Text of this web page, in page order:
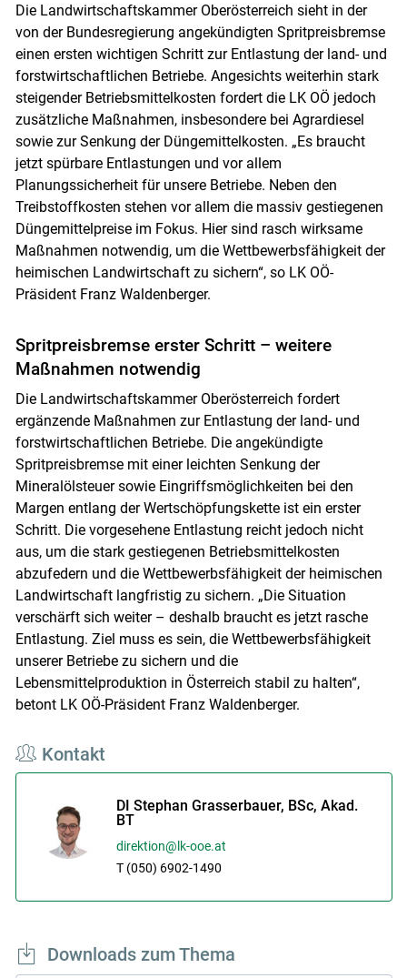
Skip to main content
Die Landwirtschaftskammer Oberösterreich sieht in der
von der Bundesregierung angekündigten Spritpreisbremse
einen ersten wichtigen Schritt zur Entlastung der land- und
forstwirtschaftlichen Betriebe. Angesichts weiterhin stark
steigender Betriebsmittelkosten fordert die LK OÖ jedoch
zusätzliche Maßnahmen, insbesondere bei Agrardiesel
sowie zur Senkung der Düngemittelkosten. „Es braucht
jetzt spürbare Entlastungen und vor allem
Planungssicherheit für unsere Betriebe. Neben den
Treibstoffkosten stehen vor allem die massiv gestiegenen
Düngemittelpreise im Fokus. Hier sind rasch wirksame
Maßnahmen notwendig, um die Wettbewerbsfähigkeit der
heimischen Landwirtschaft zu sichern“, so LK OÖ-
Präsident Franz Waldenberger.
Spritpreisbremse erster Schritt – weitere
Maßnahmen notwendig
Die Landwirtschaftskammer Oberösterreich fordert
ergänzende Maßnahmen zur Entlastung der land- und
forstwirtschaftlichen Betriebe. Die angekündigte
Spritpreisbremse mit einer leichten Senkung der
Mineralölsteuer sowie Eingriffsmöglichkeiten bei den
Margen entlang der Wertschöpfungskette ist ein erster
Schritt. Die vorgesehene Entlastung reicht jedoch nicht
aus, um die stark gestiegenen Betriebsmittelkosten
abzufedern und die Wettbewerbsfähigkeit der heimischen
Landwirtschaft langfristig zu sichern. „Die Situation
verschärft sich weiter – deshalb braucht es jetzt rasche
Entlastung. Ziel muss es sein, die Wettbewerbsfähigkeit
unserer Betriebe zu sichern und die
Lebensmittelproduktion in Österreich stabil zu halten“,
betont LK OÖ-Präsident Franz Waldenberger.
Kontakt
DI Stephan Grasserbauer, BSc, Akad.
BT
direktion@lk-ooe.at
T (050) 6902-1490
Downloads zum Thema